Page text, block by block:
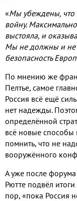
«Мы убеждены,
войну.
выстояла, и
Мы не должны и не
безопасность
По мнению же
Пелтье, самое
Россия всё ещё
нет надежды.
определённой
всё новые
помнить, что не
вооружённого
А уже после
Рютте подвёл
пор, «пока Россия